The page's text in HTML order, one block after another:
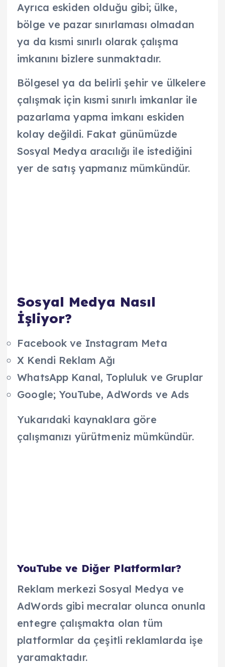
Ayrıca eskiden olduğu gibi; ülke,
bölge ve pazar sınırlaması olmadan
ya da kısmi sınırlı olarak çalışma
imkanını bizlere sunmaktadır.
Bölgesel ya da belirli şehir ve ülkelere
çalışmak için kısmi sınırlı imkanlar ile
pazarlama yapma imkanı eskiden
kolay değildi. Fakat günümüzde
Sosyal Medya aracılığı ile istediğini
yer de satış yapmanız mümkündür.
Sosyal Medya Nasıl
İşliyor?
Facebook ve Instagram Meta
X Kendi Reklam Ağı
WhatsApp Kanal, Topluluk ve Gruplar
Google; YouTube, AdWords ve Ads
Yukarıdaki kaynaklara göre
çalışmanızı yürütmeniz mümkündür.
YouTube ve Diğer Platformlar?
Reklam merkezi Sosyal Medya ve
AdWords gibi mecralar olunca onunla
entegre çalışmakta olan tüm
platformlar da çeşitli reklamlarda işe
yaramaktadır.